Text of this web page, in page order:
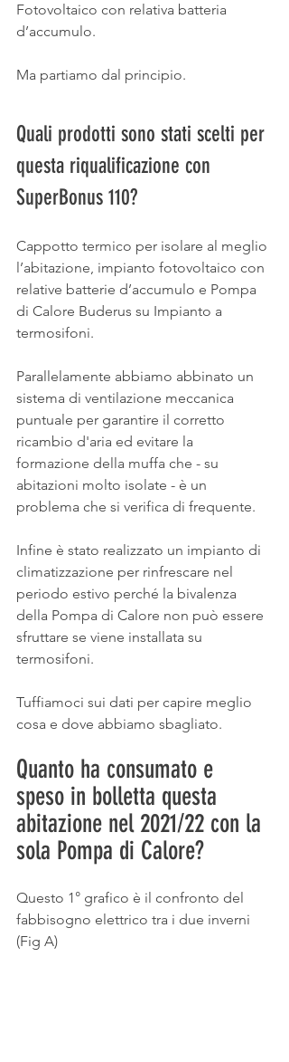
Fotovoltaico con relativa batteria
d’accumulo.
Ma partiamo dal principio.
Quali prodotti sono stati scelti per
questa riqualificazione con
SuperBonus 110?
Cappotto termico per isolare al meglio
l’abitazione, impianto fotovoltaico con
relative batterie d’accumulo e Pompa
di Calore Buderus su Impianto a
termosifoni.
Parallelamente abbiamo abbinato un
sistema di ventilazione meccanica
puntuale per garantire il corretto
ricambio d'aria ed evitare la
formazione della muffa che - su
abitazioni molto isolate - è un
problema che si verifica di frequente.
Infine è stato realizzato un impianto di
climatizzazione per rinfrescare nel
periodo estivo perché la bivalenza
della Pompa di Calore non può essere
sfruttare se viene installata su
termosifoni.
Tuffiamoci sui dati per capire meglio
cosa e dove abbiamo sbagliato.
Quanto ha consumato e
speso in bolletta questa
abitazione nel 2021/22 con la
sola Pompa di Calore?
Questo 1° grafico è il confronto del
fabbisogno elettrico tra i due inverni
(Fig A)